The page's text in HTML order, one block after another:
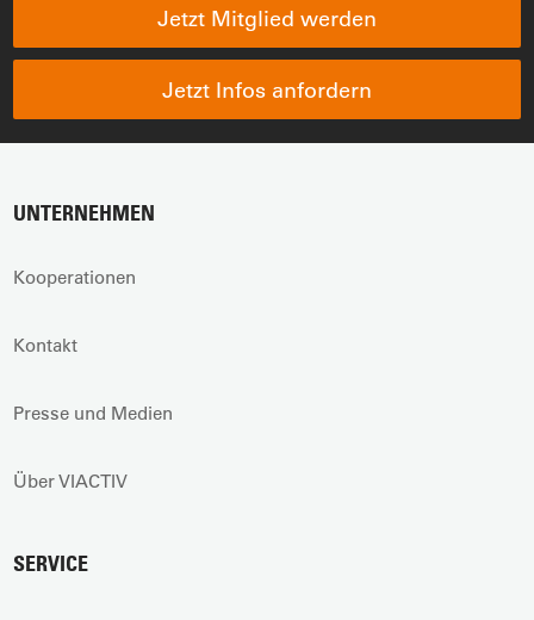
Jetzt Mitglied werden
Jetzt Infos anfordern
UNTERNEHMEN
Kooperationen
Kontakt
Presse und Medien
Über VIACTIV
SERVICE